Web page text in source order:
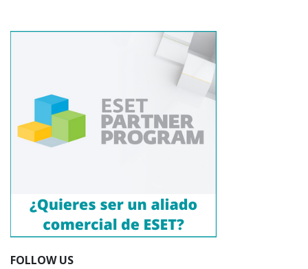
FOLLOW US